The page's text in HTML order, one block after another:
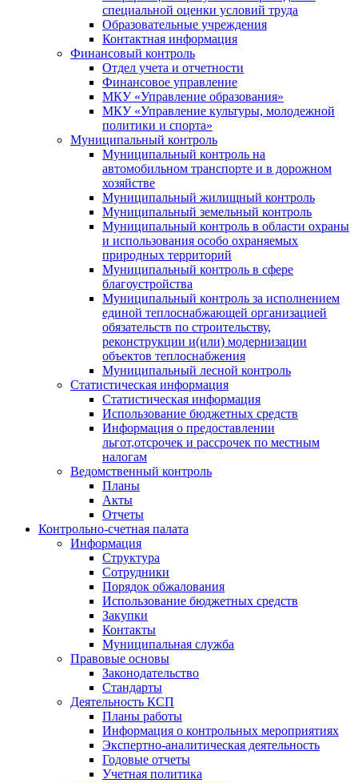
специальной оценки условий труда
Образовательные учреждения
Контактная информация
Финансовый контроль
Отдел учета и отчетности
Финансовое управление
МКУ «Управление образования»
МКУ «Управление культуры, молодежной
политики и спорта»
Муниципальный контроль
Муниципальный контроль на
автомобильном транспорте и в дорожном
хозяйстве
Муниципальный жилищный контроль
Муниципальный земельный контроль
Муниципальный контроль в области охраны
и использования особо охраняемых
природных территорий
Муниципальный контроль в сфере
благоустройства
Муниципальный контроль за исполнением
единой теплоснабжающей организацией
обязательств по строительству,
реконструкции и(или) модернизации
объектов теплоснабжения
Муниципальный лесной контроль
Статистическая информация
Статистическая информация
Использование бюджетных средств
Информация о предоставлении
льгот,отсрочек и рассрочек по местным
налогам
Ведомственный контроль
Планы
Акты
Отчеты
Контрольно-счетная палата
Информация
Структура
Сотрудники
Порядок обжалования
Использование бюджетных средств
Закупки
Контакты
Муниципальная служба
Правовые основы
Законодательство
Стандарты
Деятельность КСП
Планы работы
Информация о контрольных мероприятиях
Экспертно-аналитическая деятельность
Годовые отчеты
Учетная политика